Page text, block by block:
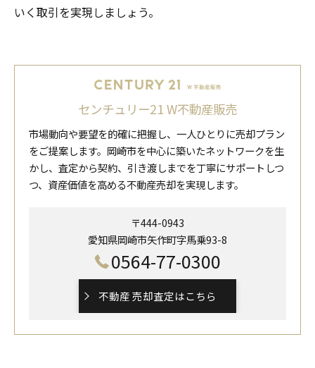
いく取引を実現しましょう。
センチュリー21 W不動産販売
市場動向や要望を的確に把握し、一人ひとりに売却プラン
をご提案します。岡崎市を中心に築いたネットワークを生
かし、査定から契約、引き渡しまでを丁寧にサポートしつ
つ、資産価値を高める不動産売却を実現します。
〒444-0943
愛知県岡崎市矢作町字馬乗93-8
0564-77-0300
不動産 売却査定はこちら